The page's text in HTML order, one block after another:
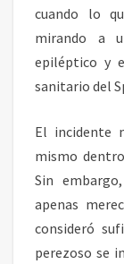
cuando lo
mirando a
epiléptico y
sanitario del
El incidente
mismo
Sin
apenas
consideró
perezoso se